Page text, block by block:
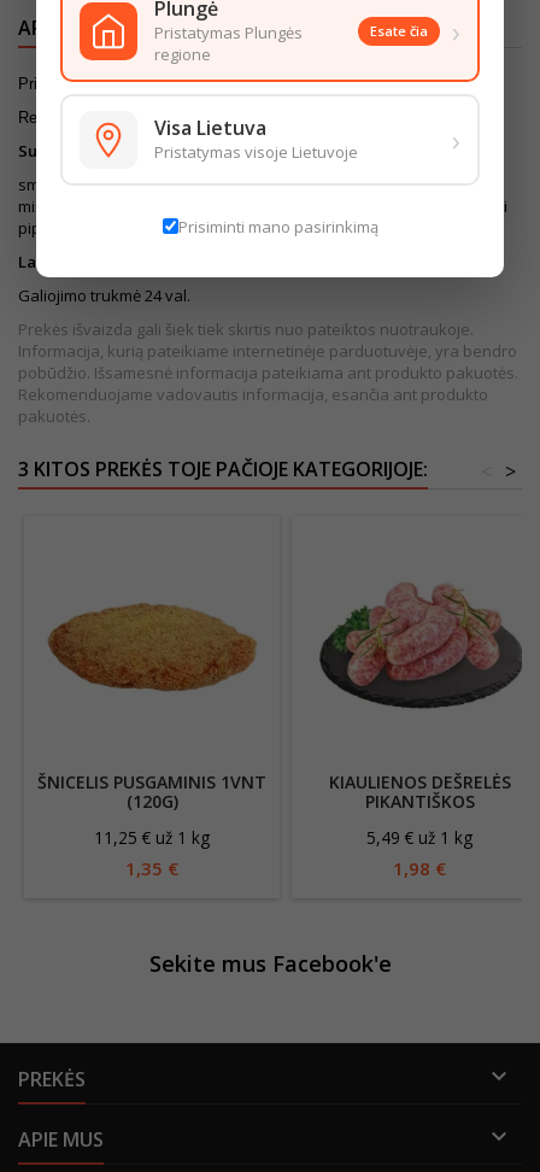
APRAŠYMAS IŠSAMI PREKĖS INFORMACIJA
Prieš vartojimą rekomenduojama termiškai apdoroti.
Rekomenduojama suvartoti pristatymo dieną.
Sudedamosios dalys:
smulkinta kiauliena 94%, vanduo, joduota druska, penkių pipirų
mišinys: (grūsti juodieji pipirai (50%), kvapieji,baltieji, žalieji, rausvieji
pipirai), česnakas smulkintas, kiaulių plonosios žarnos.
Laikymo sąlygos:
Galiojimo trukmė 24 val.
Prekės išvaizda gali šiek tiek skirtis nuo pateiktos nuotraukoje.
Informacija, kurią pateikiame internetinėje parduotuvėje, yra bendro
pobūdžio. Išsamesnė informacija pateikiama ant produkto pakuotės.
Rekomenduojame vadovautis informacija, esančia ant produkto
pakuotės.
3 KITOS PREKĖS TOJE PAČIOJE KATEGORIJOJE: >
ŠNICELIS PUSGAMINIS 1VNT
(120G)
11,25 € už 1 kg
1,35 €
KIAULIENOS DEŠRELĖS
PIKANTIŠKOS
5,49 € už 1 kg
1,98 €
Sekite mus Facebook'e
PREKĖS 
APIE MUS 
Plungė
Pristatymas Plungės
regione
Esate čia ›
Visa Lietuva
Pristatymas visoje Lietuvoje ›
Prisiminti mano pasirinkimą